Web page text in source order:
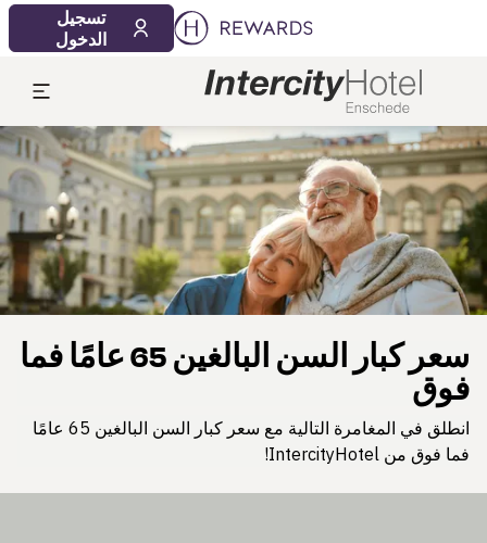
تسجيل
الدخول
الشريحة 1 من 1
سعر كبار السن البالغين 65 عامًا فما
فوق
انطلق في المغامرة التالية مع سعر كبار السن البالغين 65 عامًا
فما فوق من IntercityHotel!